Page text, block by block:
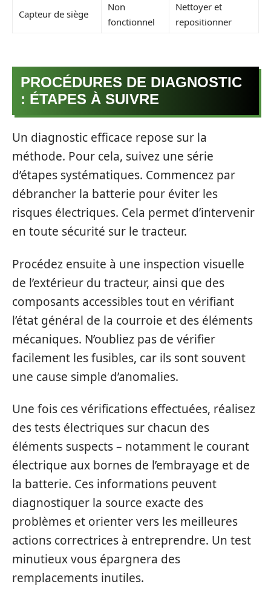
Capteur de siège
Non
fonctionnel
Nettoyer et
repositionner
PROCÉDURES DE DIAGNOSTIC
: ÉTAPES À SUIVRE
Un diagnostic efficace repose sur la
méthode. Pour cela, suivez une série
d’étapes systématiques. Commencez par
débrancher la batterie pour éviter les
risques électriques. Cela permet d’intervenir
en toute sécurité sur le tracteur.
Procédez ensuite à une inspection visuelle
de l’extérieur du tracteur, ainsi que des
composants accessibles tout en vérifiant
l’état général de la courroie et des éléments
mécaniques. N’oubliez pas de vérifier
facilement les fusibles, car ils sont souvent
une cause simple d’anomalies.
Une fois ces vérifications effectuées, réalisez
des tests électriques sur chacun des
éléments suspects – notamment le courant
électrique aux bornes de l’embrayage et de
la batterie. Ces informations peuvent
diagnostiquer la source exacte des
problèmes et orienter vers les meilleures
actions correctrices à entreprendre. Un test
minutieux vous épargnera des
remplacements inutiles.